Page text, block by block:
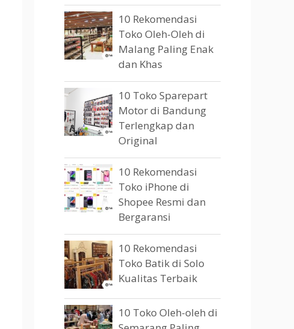
10 Rekomendasi
Toko Oleh-Oleh di
Malang Paling Enak
dan Khas
10 Toko Sparepart
Motor di Bandung
Terlengkap dan
Original
10 Rekomendasi
Toko iPhone di
Shopee Resmi dan
Bergaransi
10 Rekomendasi
Toko Batik di Solo
Kualitas Terbaik
10 Toko Oleh-oleh di